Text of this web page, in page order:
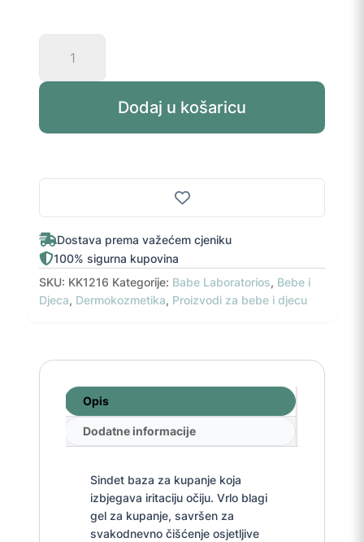
Laboratorios
Pediatric
kupanje
količina
Dodaj u košaricu
Dostava prema važećem cjeniku
100% sigurna kupovina
SKU: KK1216 Kategorije: Babe Laboratorios, Bebe i
Djeca, Dermokozmetika, Proizvodi za bebe i djecu
Opis
Dodatne informacije
Sindet baza za kupanje koja
izbjegava iritaciju očiju. Vrlo blagi
gel za kupanje, savršen za
svakodnevno čišćenje osjetljive